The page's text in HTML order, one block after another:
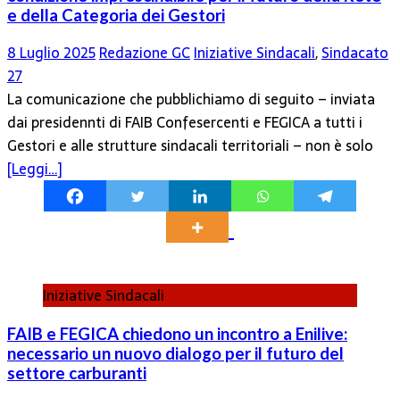
e della Categoria dei Gestori
8 Luglio 2025Redazione GCIniziative Sindacali,Sindacato
27
La comunicazione che pubblichiamo di seguito – inviata
dai presidennti di FAIB Confesercenti e FEGICA a tutti i
Gestori e alle strutture sindacali territoriali – non è solo
[Leggi…]
Iniziative Sindacali
FAIB e FEGICA chiedono un incontro a Enilive:
necessario un nuovo dialogo per il futuro del
settore carburanti